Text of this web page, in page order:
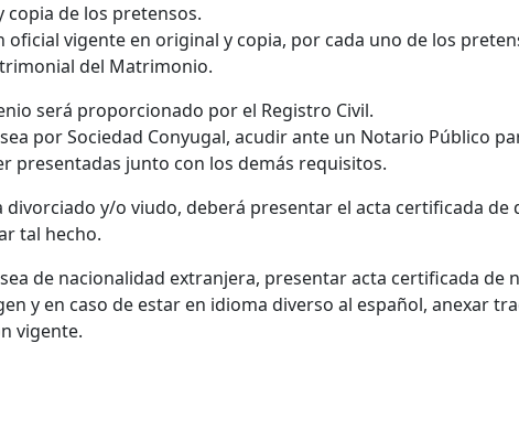
de los pretensos.
vigente en original y copia, por cada uno de los
del Matrimonio.
será proporcionado por el Registro Civil.
por Sociedad Conyugal, acudir ante un Notario Público
presentadas junto con los demás requisitos.
divorciado y/o viudo, deberá presentar el acta certificada
tal hecho.
de nacionalidad extranjera, presentar acta certificada
y en caso de estar en idioma diverso al español, anexar
vigente.